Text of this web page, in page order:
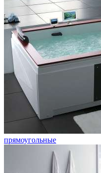
прямоугольные